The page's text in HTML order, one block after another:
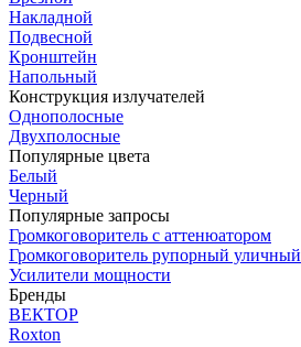
Накладной
Подвесной
Кронштейн
Напольный
Конструкция излучателей
Однополосные
Двухполосные
Популярные цвета
Белый
Черный
Популярные запросы
Громкоговоритель с аттенюатором
Громкоговоритель рупорный уличный
Усилители мощности
Бренды
ВЕКТОР
Roxton